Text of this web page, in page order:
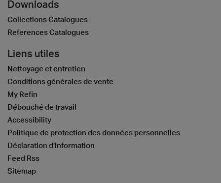
Downloads
Collections Catalogues
References Catalogues
Liens utiles
Nettoyage et entretien
Conditions générales de vente
My Refin
Débouché de travail
Accessibility
Politique de protection des données personnelles
Déclaration d’information
Feed Rss
Sitemap